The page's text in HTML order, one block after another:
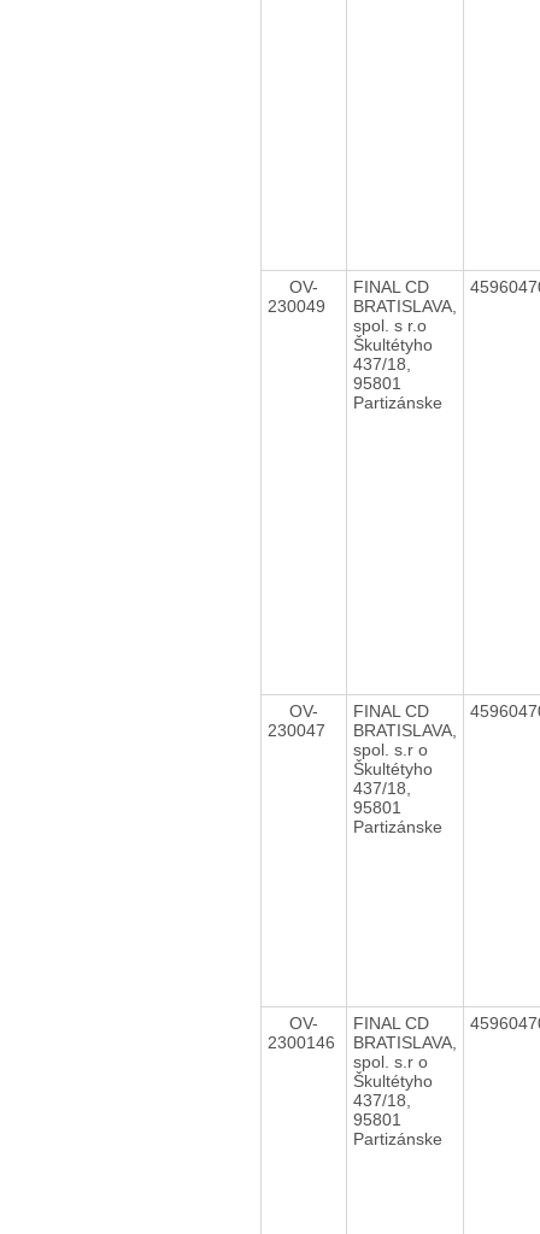
OV-
230049
FINAL CD
BRATISLAVA,
spol. s r.o
Škultétyho
437/18,
95801
Partizánske
OV-
230047
FINAL CD
BRATISLAVA,
spol. s.r o
Škultétyho
437/18,
95801
Partizánske
OV-
2300146
FINAL CD
BRATISLAVA,
spol. s.r o
Škultétyho
437/18,
95801
Partizánske